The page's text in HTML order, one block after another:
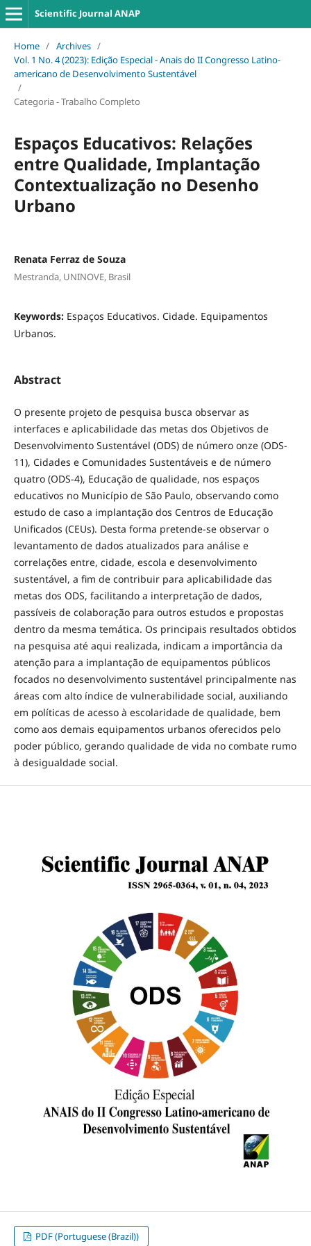
Scientific Journal ANAP
Home / Archives /
Vol. 1 No. 4 (2023): Edição Especial - Anais do II Congresso Latino-
americano de Desenvolvimento Sustentável
/
Categoria - Trabalho Completo
Espaços Educativos: Relações
entre Qualidade, Implantação
Contextualização no Desenho
Urbano
Renata Ferraz de Souza
Mestranda, UNINOVE, Brasil
Keywords: Espaços Educativos. Cidade. Equipamentos
Urbanos.
Abstract
O presente projeto de pesquisa busca observar as
interfaces e aplicabilidade das metas dos Objetivos de
Desenvolvimento Sustentável (ODS) de número onze (ODS-
11), Cidades e Comunidades Sustentáveis e de número
quatro (ODS-4), Educação de qualidade, nos espaços
educativos no Município de São Paulo, observando como
estudo de caso a implantação dos Centros de Educação
Unificados (CEUs). Desta forma pretende-se observar o
levantamento de dados atualizados para análise e
correlações entre, cidade, escola e desenvolvimento
sustentável, a fim de contribuir para aplicabilidade das
metas dos ODS, facilitando a interpretação de dados,
passíveis de colaboração para outros estudos e propostas
dentro da mesma temática. Os principais resultados obtidos
na pesquisa até aqui realizada, indicam a importância da
atenção para a implantação de equipamentos públicos
focados no desenvolvimento sustentável principalmente nas
áreas com alto índice de vulnerabilidade social, auxiliando
em políticas de acesso à escolaridade de qualidade, bem
como aos demais equipamentos urbanos oferecidos pelo
poder público, gerando qualidade de vida no combate rumo
à desigualdade social.
PDF (Portuguese (Brazil))